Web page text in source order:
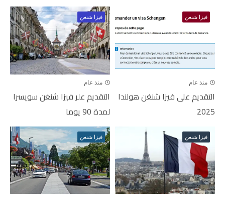
فيزا شنغن
منذ عام
التقديم على فيزا شنغن هولندا
2025
فيزا شنغن
منذ عام
التقديم علر فيزا شنغن سويسرا
لمدة 90 يوما
فيزا شنغن فيزا شنغن